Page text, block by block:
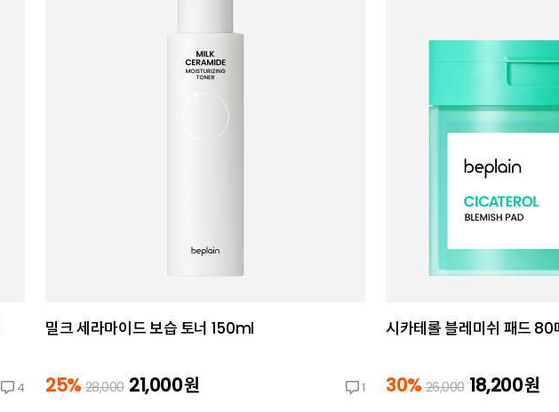
4
밀크 세라마이드 보습 토너 150ml
25% 28,000 21,000원 1
시카테롤 블레미쉬 패드 80
30% 26,000 18,200원